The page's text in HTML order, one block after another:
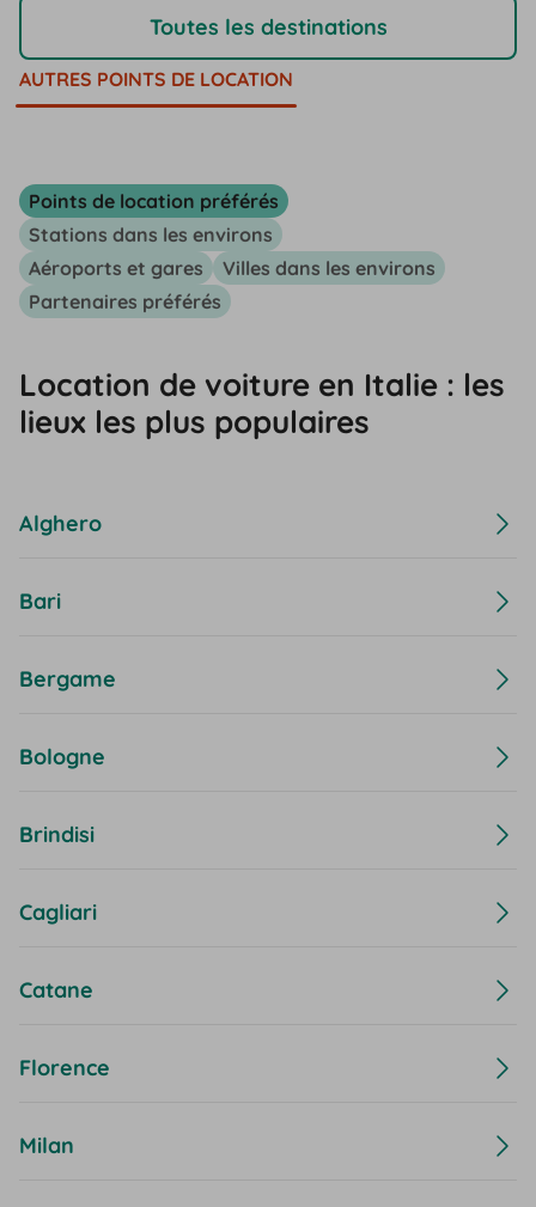
Toutes les destinations
AUTRES POINTS DE LOCATION
Points de location préférés
Stations dans les environs
Aéroports et gares
Villes dans les environs
Partenaires préférés
Location de voiture en Italie : les
lieux les plus populaires
Alghero
Bari
Bergame
Bologne
Brindisi
Cagliari
Catane
Florence
Milan